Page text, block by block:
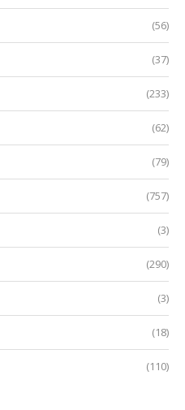
(56)
(37)
(233)
(62)
(79)
(757)
(3)
(290)
(3)
(18)
(110)